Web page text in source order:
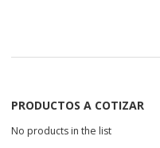
PRODUCTOS A COTIZAR
No products in the list